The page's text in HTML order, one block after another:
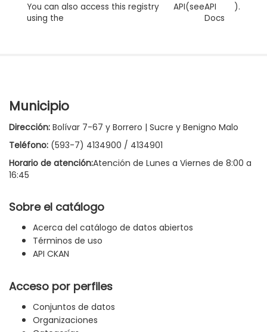
You can also access this registry
using the
API(seeAPI
Docs
).
Municipio
Dirección: Bolívar 7-67 y Borrero | Sucre y Benigno Malo
Teléfono: (593-7) 4134900 / 4134901
Horario de atención:Atención de Lunes a Viernes de 8:00 a
16:45
Sobre el catálogo
Acerca del catálogo de datos abiertos
Términos de uso
API CKAN
Acceso por perfiles
Conjuntos de datos
Organizaciones